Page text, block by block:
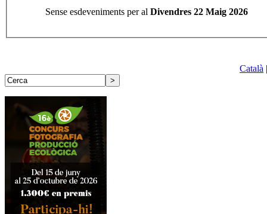
Sense esdeveniments per al Divendres 22 Maig 2026
Català